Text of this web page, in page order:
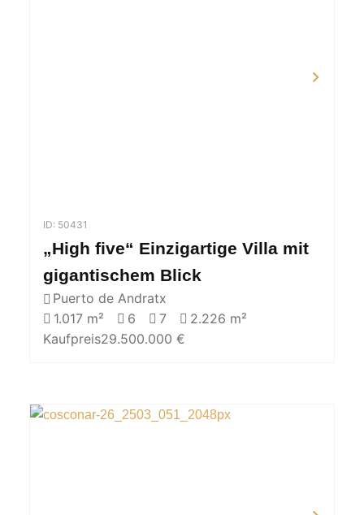
ID: 50431
„High five“ Einzigartige Villa mit
gigantischem Blick
Puerto de Andratx
1.017 m²
6 7
2.226 m²
Kaufpreis29.500.000 €